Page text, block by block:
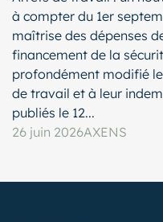
à compter du 1er
maîtrise des dépenses
financement de la
profondément modifié
de travail et à leur
publiés le 12...
26 juin 2026AXENS